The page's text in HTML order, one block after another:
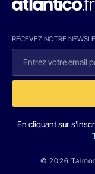
RECEVEZ NOTRE
En cliquant sur
© 2026